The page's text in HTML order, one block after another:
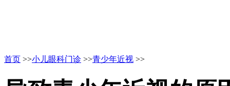
首页 >>小儿眼科门诊 >>青少年近视 >>